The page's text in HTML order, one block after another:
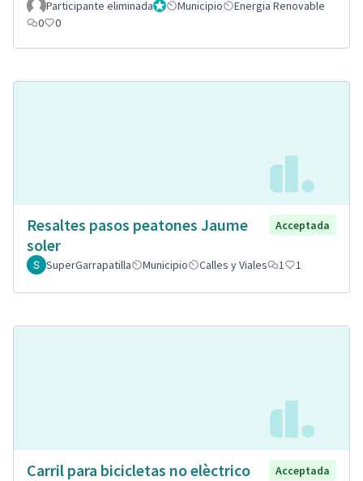
Participante eliminadaAdministrador
Municipio
Energia Renovable
0
0
Resaltes pasos peatones Jaume
soler
Acceptada
SuperGarrapatilla Municipio Calles y Viales 1 1
Carril para bicicletas no elèctrico
Acceptada